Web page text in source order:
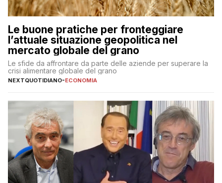
Le buone pratiche per fronteggiare
l’attuale situazione geopolitica nel
mercato globale del grano
Le sfide da affrontare da parte delle aziende per superare la
crisi alimentare globale del grano
NEXTQUOTIDIANO-ECONOMIA